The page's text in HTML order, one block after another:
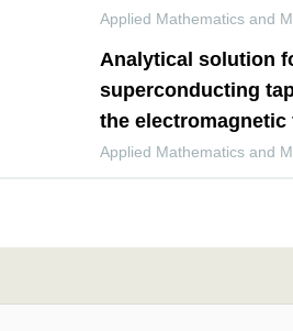
Applied Mathematics and
Analytical solution
superconducting
the electromagnetic
Applied Mathematics and